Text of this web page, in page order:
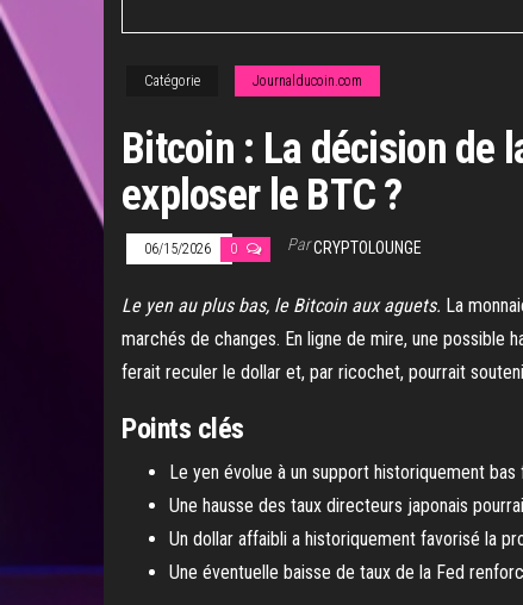
Catégorie Journalducoin.com
Bitcoin : La décision de
exploser le BTC ?
06/15/2026 0 ParCRYPTOLOUNGE
Le yen au plus bas, le Bitcoin aux aguets. La
marchés de changes. En ligne de mire, une possible
ferait reculer le dollar et, par ricochet, pourrait
Points clés
Le yen évolue à un support historiquement
Une hausse des taux directeurs japonais
Un dollar affaibli a historiquement favorisé la
Une éventuelle baisse de taux de la Fed